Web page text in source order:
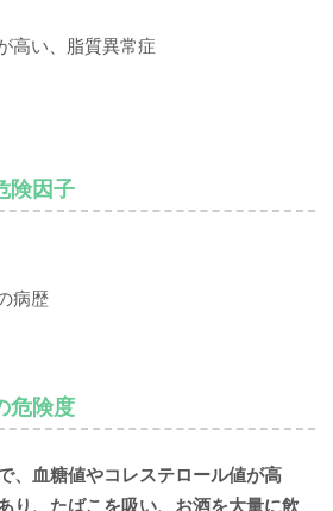
高い、脂質異常症
険因子
病歴
危険度
、血糖値やコレステロール値が高
り、たばこを吸い、お酒を大量に飲